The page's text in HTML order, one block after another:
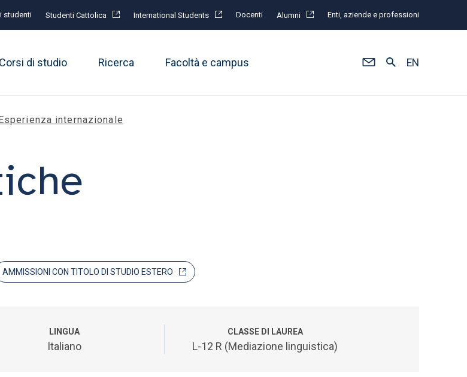
studenti Studenti Cattolica International Students Docenti Alumni Enti, aziende e professioni
Corsi di studio Ricerca Facoltà e campus EN
internazionale
AMMISSIONI CON TITOLO DI STUDIO ESTERO
LINGUA
Italiano
CLASSE DI LAUREA
L-12 R (Mediazione linguistica)